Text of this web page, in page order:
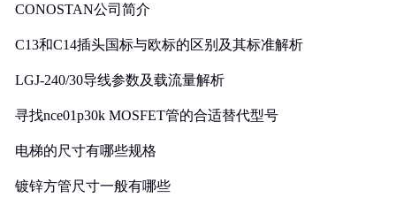
CONOSTAN公司简介
C13和C14插头国标与欧标的区别及其标准解析
LGJ-240/30导线参数及载流量解析
寻找nce01p30k MOSFET管的合适替代型号
电梯的尺寸有哪些规格
镀锌方管尺寸一般有哪些